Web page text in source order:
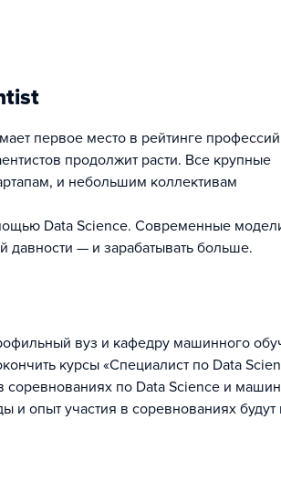
первое место в рейтинге
продолжит расти. Все крупные
и небольшим коллективам
Data Science. Современные
— и зарабатывать больше.
вуз и кафедру машинного
курсы «Специалист по Data
соревнованиях по Data Science и
и опыт участия в соревнованиях